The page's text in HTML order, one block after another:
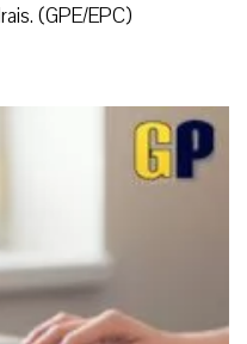
(GPE/EPC)